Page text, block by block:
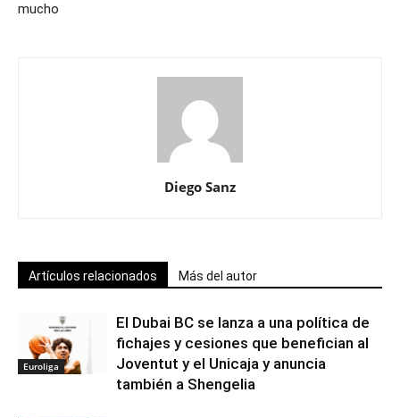
mucho
Diego Sanz
Artículos relacionados Más del autor
Euroliga
El Dubai BC se lanza a una política de
fichajes y cesiones que benefician al
Joventut y el Unicaja y anuncia
también a Shengelia